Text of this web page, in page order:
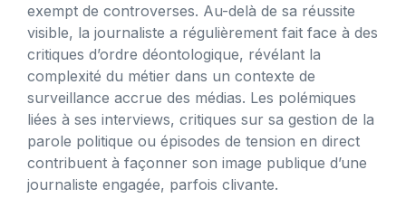
exempt de controverses. Au-delà de sa réussite
visible, la journaliste a régulièrement fait face à des
critiques d’ordre déontologique, révélant la
complexité du métier dans un contexte de
surveillance accrue des médias. Les polémiques
liées à ses interviews, critiques sur sa gestion de la
parole politique ou épisodes de tension en direct
contribuent à façonner son image publique d’une
journaliste engagée, parfois clivante.